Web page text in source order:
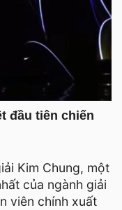
đầu tiên chiến
Kim Chung, một
của ngành giải
viên chính xuất